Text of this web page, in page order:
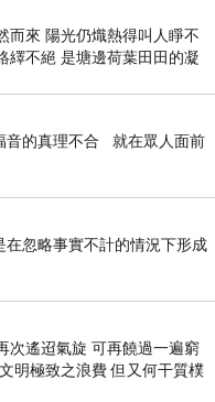
而來 陽光仍熾熱得叫人睜不
繹不絕 是塘邊荷葉田田的凝
花別樣紅
的真理不合 就在眾人面前
忽略事實不計的情況下形成
次遙迢氣旋 可再饒過一遍窮
明極致之浪費 但又何干質樸